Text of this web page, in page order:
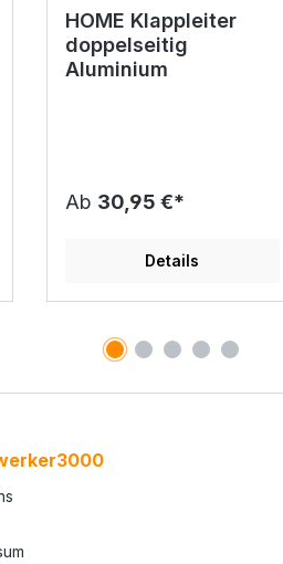
HOME Klappleiter
doppelseitig
Aluminium
Ab 30,95 €*
Details